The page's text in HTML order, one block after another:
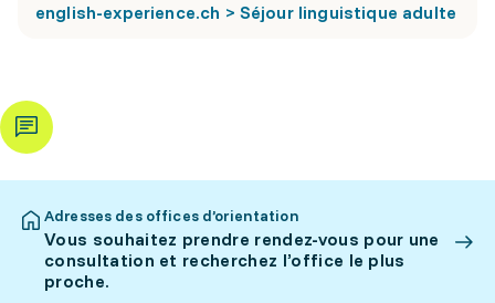
english-experience.ch > Séjour linguistique adulte
Adresses des offices d’orientation
Vous souhaitez prendre rendez-vous pour une
consultation et recherchez l’office le plus
proche.